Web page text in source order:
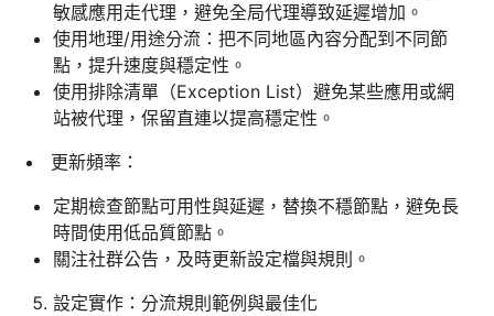
敏感應用走代理，避免全局代理導致延遲增加。
使用地理/用途分流：把不同地區內容分配到不同節
點，提升速度與穩定性。
使用排除清單（Exception List）避免某些應用或網
站被代理，保留直連以提高穩定性。
更新頻率：
定期檢查節點可用性與延遲，替換不穩節點，避免長
時間使用低品質節點。
關注社群公告，及時更新設定檔與規則。
設定實作：分流規則範例與最佳化